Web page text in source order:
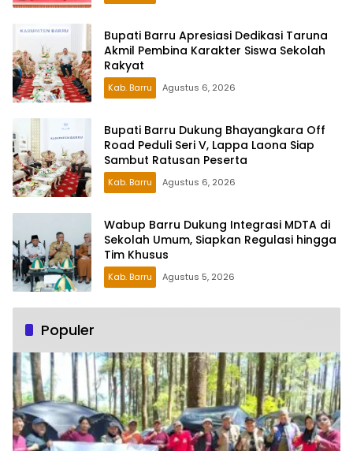
Bupati Barru Apresiasi Dedikasi Taruna
Akmil Pembina Karakter Siswa Sekolah
Rakyat
Kab. Barru Agustus 6, 2026
Bupati Barru Dukung Bhayangkara Off
Road Peduli Seri V, Lappa Laona Siap
Sambut Ratusan Peserta
Kab. Barru Agustus 6, 2026
Wabup Barru Dukung Integrasi MDTA di
Sekolah Umum, Siapkan Regulasi hingga
Tim Khusus
Kab. Barru Agustus 5, 2026
Populer